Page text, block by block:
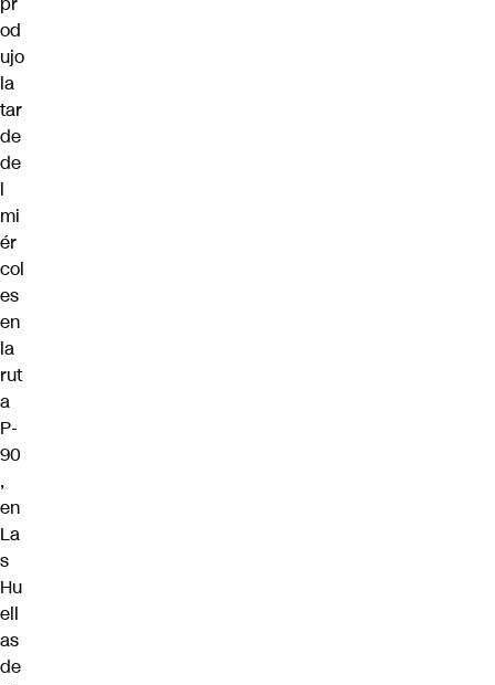
od
ujo
la
tar
de
de
l
mi
ér
col
es
en
la
rut
a
P-
90
,
en
La
s
Hu
ell
as
de